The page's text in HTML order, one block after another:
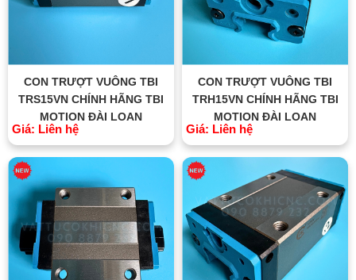
CON TRƯỢT VUÔNG TBI
TRS15VN CHÍNH HÃNG TBI
MOTION ĐÀI LOAN
Giá: Liên hệ
CON TRƯỢT VUÔNG TBI
TRH15VN CHÍNH HÃNG TBI
MOTION ĐÀI LOAN
Giá: Liên hệ